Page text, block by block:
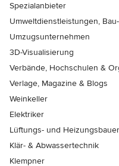
Spezialanbieter
Umweltdienstleistungen,
Umzugsunternehmen
3D-Visualisierung
Verbände, Hochschulen &
Verlage, Magazine & Blogs
Weinkeller
Elektriker
Lüftungs- und Heizungsbauer
Klär- & Abwassertechnik
Klempner